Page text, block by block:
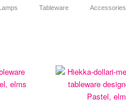
Tableware Accessories